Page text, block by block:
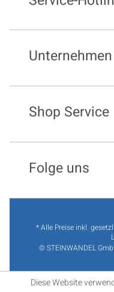
Unternehmen
Shop Service
Folge uns
* Alle Preise inkl.
© STEINWANDEL
Diese Website